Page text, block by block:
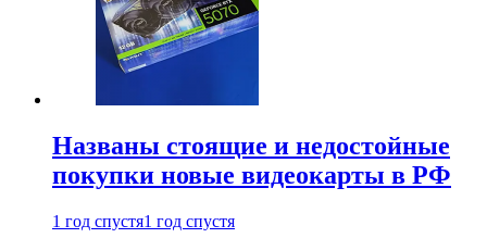
Названы стоящие и недостойные
покупки новые видеокарты в РФ
1 год спустя1 год спустя